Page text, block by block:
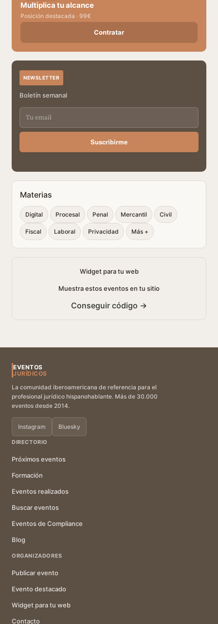
Multiplica tu alcance
Posición destacada · 99€
Contratar
NEWSLETTER
Boletín semanal
Suscribirme
Materias
Digital Procesal Penal Mercantil Civil
Fiscal Laboral Privacidad Más +
Widget para tu web
Muestra estos eventos en tu sitio
Conseguir código →
EVENTOS
JURÍDICOS
La comunidad iberoamericana de referencia para el
profesional jurídico hispanohablante. Más de 30.000
eventos desde 2014.
Instagram Bluesky
DIRECTORIO
Próximos eventos
Formación
Eventos realizados
Buscar eventos
Eventos de Compliance
Blog
ORGANIZADORES
Publicar evento
Evento destacado
Widget para tu web
Contacto